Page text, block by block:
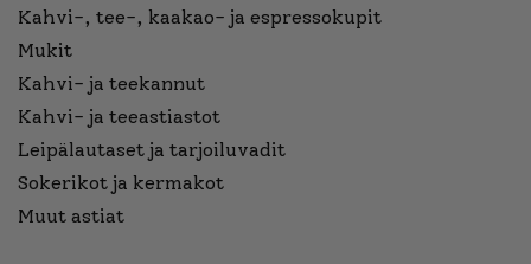
Kahvi-, tee-, kaakao- ja espressokupit
Mukit
Kahvi- ja teekannut
Kahvi- ja teeastiastot
Leipälautaset ja tarjoiluvadit
Sokerikot ja kermakot
Muut astiat